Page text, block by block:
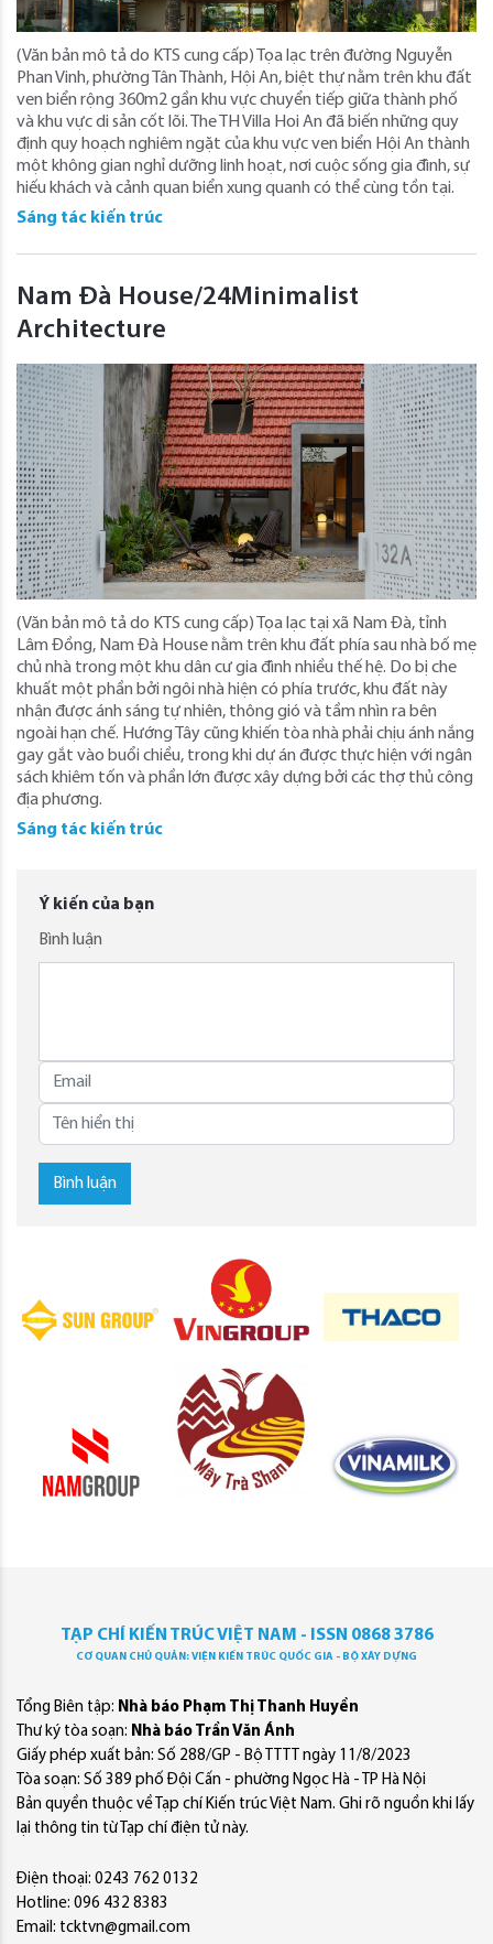
(Văn bản mô tả do KTS cung cấp) Tọa lạc trên đường Nguyễn
Phan Vinh, phường Tân Thành, Hội An, biệt thự nằm trên khu đất
ven biển rộng 360m2 gần khu vực chuyển tiếp giữa thành phố
và khu vực di sản cốt lõi. The TH Villa Hoi An đã biến những quy
định quy hoạch nghiêm ngặt của khu vực ven biển Hội An thành
một không gian nghỉ dưỡng linh hoạt, nơi cuộc sống gia đình, sự
hiếu khách và cảnh quan biển xung quanh có thể cùng tồn tại.
Sáng tác kiến trúc
Nam Đà House/24Minimalist
Architecture
(Văn bản mô tả do KTS cung cấp) Tọa lạc tại xã Nam Đà, tỉnh
Lâm Đồng, Nam Đà House nằm trên khu đất phía sau nhà bố mẹ
chủ nhà trong một khu dân cư gia đình nhiều thế hệ. Do bị che
khuất một phần bởi ngôi nhà hiện có phía trước, khu đất này
nhận được ánh sáng tự nhiên, thông gió và tầm nhìn ra bên
ngoài hạn chế. Hướng Tây cũng khiến tòa nhà phải chịu ánh nắng
gay gắt vào buổi chiều, trong khi dự án được thực hiện với ngân
sách khiêm tốn và phần lớn được xây dựng bởi các thợ thủ công
địa phương.
Sáng tác kiến trúc
Ý kiến của bạn
Bình luận
Bình luận
TẠP CHÍ KIẾN TRÚC VIỆT NAM - ISSN 0868 3786
CƠ QUAN CHỦ QUẢN: VIỆN KIẾN TRÚC QUỐC GIA - BỘ XÂY DỰNG
Tổng Biên tập: Nhà báo Phạm Thị Thanh Huyền
Thư ký tòa soạn: Nhà báo Trần Văn Ánh
Giấy phép xuất bản: Số 288/GP - Bộ TTTT ngày 11/8/2023
Tòa soạn: Số 389 phố Đội Cấn - phường Ngọc Hà - TP Hà Nội
Bản quyền thuộc về Tạp chí Kiến trúc Việt Nam. Ghi rõ nguồn khi lấy
lại thông tin từ Tạp chí điện tử này.
Điện thoại: 0243 762 0132
Hotline: 096 432 8383
Email: tcktvn@gmail.com